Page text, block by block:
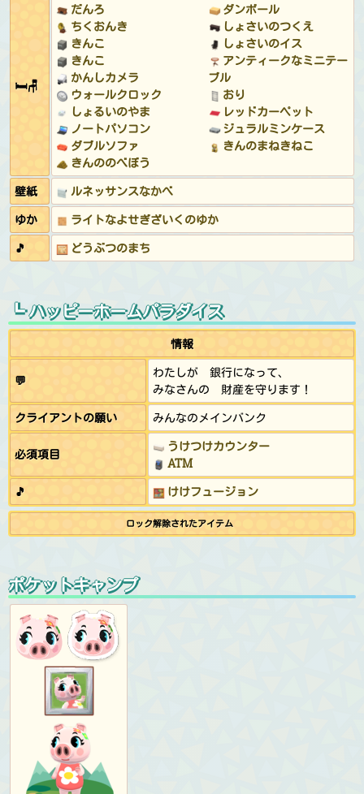
DJ K.Kのコンサート中:
エスニックなカットソー (ピンク)
エスニックなターバン (パープル)
🛏🪑
だんろ
ちくおんき
きんこ
きんこ
かんしカメラ
ウォールクロック
しょるいのやま
ノートパソコン
ダブルソファ
きんののべぼう
ダンボール
しょさいのつくえ
しょさいのイス
アンティークなミニテー
ブル
おり
レッドカーペット
ジュラルミンケース
きんのまねきねこ
壁紙
ルネッサンスなかべ
ゆか
ライトなよせぎざいくのゆか
🎵
どうぶつのまち
┗ ハッピーホームパラダイス
情報
💬
わたしが 銀行になって、
みなさんの 財産を守ります！
クライアントの願い
みんなのメインバンク
必須項目
うけつけカウンター
ATM
🎵
けけフュージョン
ロック解除されたアイテム
ポケットキャンプ